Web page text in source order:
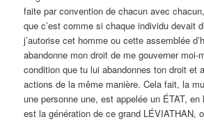
faite par convention de chacun avec
que c’est comme si chaque individu devait
j’autorise cet homme ou cette assemblée
abandonne mon droit de me gouverner moi-
condition que tu lui abandonnes ton droit et
actions de la même manière. Cela fait, la
une personne une, est appelée un ÉTAT,
est la génération de ce grand LÉVIATHAN,